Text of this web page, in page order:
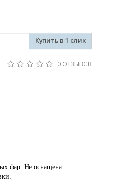
Купить в 1 клик
0 ОТЗЫВОВ
фар. Не оснащена